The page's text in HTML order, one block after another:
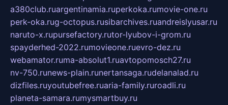
a380club.ruargentinamia.ruperkoka.rumovie-one.ru
perk-oka.rug-octopus.rusibarchives.ruandreislyusar.ru
naruto-x.rupursefactory.rutor-lyubov-i-grom.ru
spayderhed-2022.rumovieone.ruevro-dez.ru
webamator.ruma-absolut1.ruavtopomosch27.ru
nv-750.runews-plain.runertansaga.rudelanalad.ru
dizfiles.ruyoutubefree.ruaria-family.ruroadli.ru
planeta-samara.rumysmartbuy.ru